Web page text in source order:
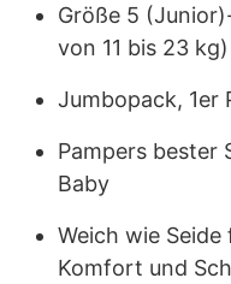
Größe 5
von 11 bis 23 kg)
Jumbopack, 1er
Pampers bester
Baby
Weich wie
Komfort und